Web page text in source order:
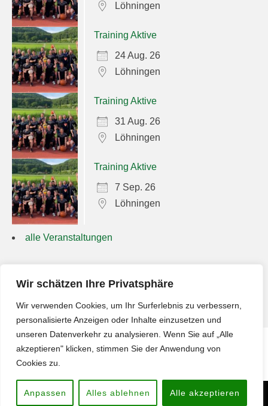
Wir schätzen Ihre Privatsphäre
Wir verwenden Cookies, um Ihr Surferlebnis zu verbessern,
personalisierte Anzeigen oder Inhalte einzusetzen und
unseren Datenverkehr zu analysieren. Wenn Sie auf „Alle
akzeptieren" klicken, stimmen Sie der Anwendung von
Cookies zu.
Anpassen Alles ablehnen Alle akzeptieren
Löhningen
Training Aktive
24 Aug. 26
Löhningen
Training Aktive
31 Aug. 26
Löhningen
Training Aktive
7 Sep. 26
Löhningen
alle Veranstaltungen
Impressum
Männerriege Löhningen